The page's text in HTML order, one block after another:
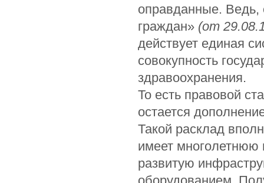
оправданные. Ведь,
граждан» (от
действует единая
совокупность
здравоохранения.
То есть правовой
остается
Такой расклад
имеет многолетнюю
развитую